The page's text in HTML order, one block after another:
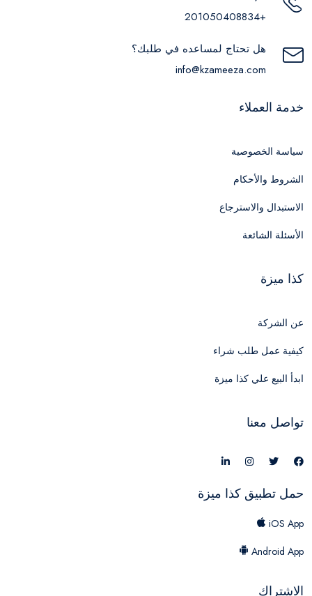
+201050408834
هل تحتاج لمساعده في طلبك؟
info@kzameeza.com
خدمة العملاء
سياسة الخصوصية
الشروط والأحكام
الاستبدال والاسترجاع
الأسئلة الشائعة
كذا ميزة
عن الشركة
كيفية عمل طلب شراء
ابدأ البيع علي كذا ميزة
تواصل معنا
حمل تطبيق كذا ميزة
iOS App
Android App
الاشتراك